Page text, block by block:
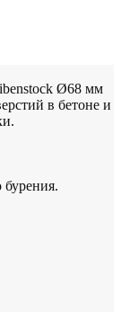
Ø68 мм
в бетоне и
бурения.